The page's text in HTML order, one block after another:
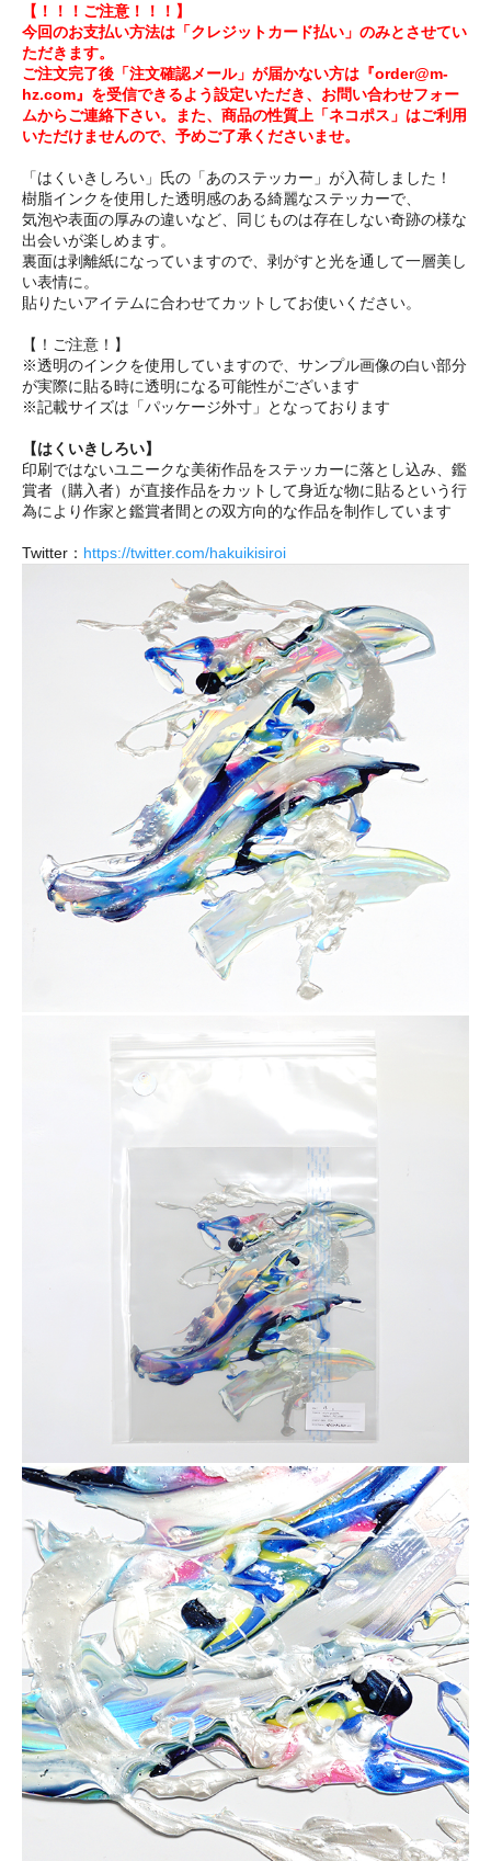
【！！！ご注意！！！】
今回のお支払い方法は「クレジットカード払い」のみとさせてい
ただきます。
ご注文完了後「注文確認メール」が届かない方は『order@m-
hz.com』を受信できるよう設定いただき、お問い合わせフォー
ムからご連絡下さい。また、商品の性質上「ネコポス」はご利用
いただけませんので、予めご了承くださいませ。
「はくいきしろい」氏の「あのステッカー」が入荷しました！
樹脂インクを使用した透明感のある綺麗なステッカーで、
気泡や表面の厚みの違いなど、同じものは存在しない奇跡の様な
出会いが楽しめます。
裏面は剥離紙になっていますので、剥がすと光を通して一層美し
い表情に。
貼りたいアイテムに合わせてカットしてお使いください。
【！ご注意！】
※透明のインクを使用していますので、サンプル画像の白い部分
が実際に貼る時に透明になる可能性がございます
※記載サイズは「パッケージ外寸」となっております
【はくいきしろい】
印刷ではないユニークな美術作品をステッカーに落とし込み、鑑
賞者（購入者）が直接作品をカットして身近な物に貼るという行
為により作家と鑑賞者間との双方向的な作品を制作しています
Twitter： https://twitter.com/hakuikisiroi